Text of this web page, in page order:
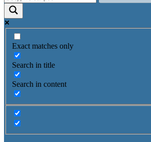
Exact matches only
Search in title
Search in content